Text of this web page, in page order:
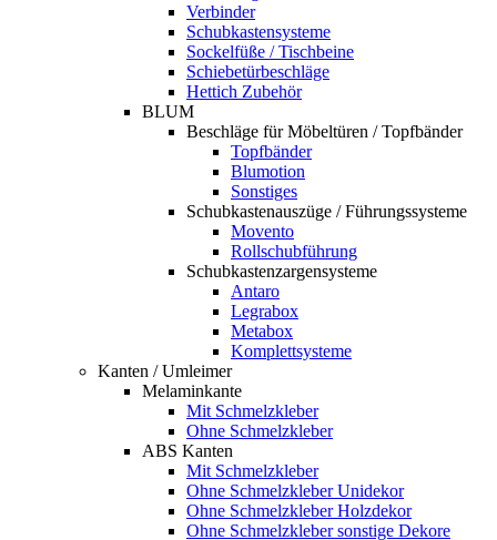
Verbinder
Schubkastensysteme
Sockelfüße / Tischbeine
Schiebetürbeschläge
Hettich Zubehör
BLUM
Beschläge für Möbeltüren / Topfbänder
Topfbänder
Blumotion
Sonstiges
Schubkastenauszüge / Führungssysteme
Movento
Rollschubführung
Schubkastenzargensysteme
Antaro
Legrabox
Metabox
Komplettsysteme
Kanten / Umleimer
Melaminkante
Mit Schmelzkleber
Ohne Schmelzkleber
ABS Kanten
Mit Schmelzkleber
Ohne Schmelzkleber Unidekor
Ohne Schmelzkleber Holzdekor
Ohne Schmelzkleber sonstige Dekore